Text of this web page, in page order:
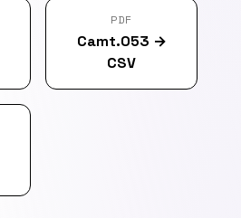
PDF
Camt.053 →
CSV